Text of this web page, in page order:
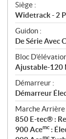
Siège :
Widetrack - 2
Guidon :
De Série Avec
Bloc
Ajustable-120
Démarreur :
Démarreur
Marche Arrière
850 E-tec® :
900 Acemc :
mc